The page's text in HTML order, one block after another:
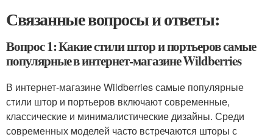
Связанные вопросы и ответы:
Вопрос 1: Какие стили штор и портьеров самые
популярные в интернет-магазине Wildberries
В интернет-магазине Wildberries самые популярные
стили штор и портьеров включают современные,
классические и минималистические дизайны. Среди
современных моделей часто встречаются шторы с